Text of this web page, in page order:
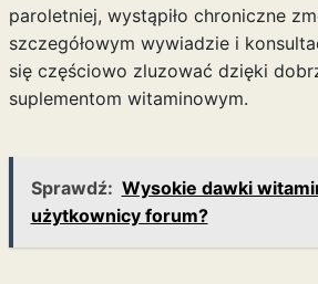
paroletniej, wystąpiło chroniczne
szczegółowym wywiadzie i
się częściowo zluzować dzięki
suplementom witaminowym.
Sprawdź: Wysokie dawki
użytkownicy forum?